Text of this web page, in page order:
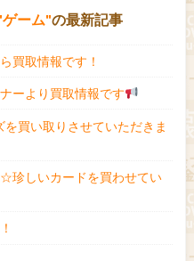
ゲーム の最新記事
買取情報です！
ーより買取情報です
買い取りさせていただきま
珍しいカードを買わせてい